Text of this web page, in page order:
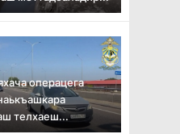
операцега
телхаеш...